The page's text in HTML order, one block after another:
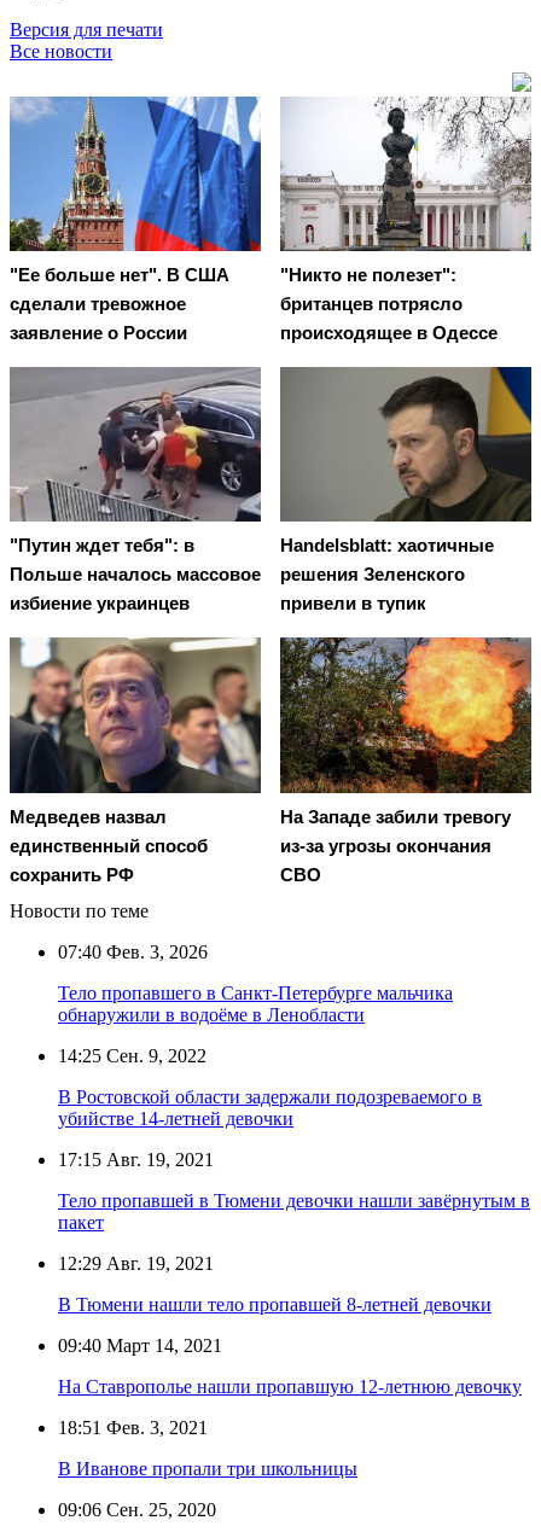
Версия для печати
Все новости
"Ее больше нет". В США
сделали тревожное
заявление о России
"Никто не полезет":
британцев потрясло
происходящее в Одессе
"Путин ждет тебя": в
Польше началось массовое
избиение украинцев
Handelsblatt: хаотичные
решения Зеленского
привели в тупик
Медведев назвал
единственный способ
сохранить РФ
На Западе забили тревогу
из-за угрозы окончания
СВО
Новости по теме
07:40 Фев. 3, 2026
Тело пропавшего в Санкт-Петербурге мальчика
обнаружили в водоёме в Ленобласти
14:25 Сен. 9, 2022
В Ростовской области задержали подозреваемого в
убийстве 14-летней девочки
17:15 Авг. 19, 2021
Тело пропавшей в Тюмени девочки нашли завёрнутым в
пакет
12:29 Авг. 19, 2021
В Тюмени нашли тело пропавшей 8-летней девочки
09:40 Март 14, 2021
На Ставрополье нашли пропавшую 12-летнюю девочку
18:51 Фев. 3, 2021
В Иванове пропали три школьницы
09:06 Сен. 25, 2020